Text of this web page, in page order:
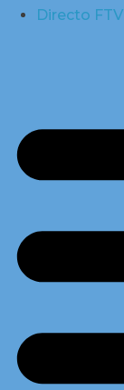
Directo FTV